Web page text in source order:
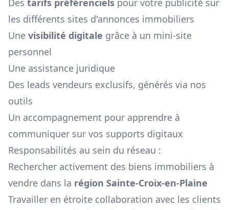
Des tarifs préférenciels pour votre publicité sur
les différents sites d'annonces immobiliers
Une visibilité digitale grâce à un mini-site
personnel
Une assistance juridique
Des leads vendeurs exclusifs, générés via nos
outils
Un accompagnement pour apprendre à
communiquer sur vos supports digitaux
Responsabilités au sein du réseau :
Rechercher activement des biens immobiliers à
vendre dans la région Sainte-Croix-en-Plaine
Travailler en étroite collaboration avec les clients